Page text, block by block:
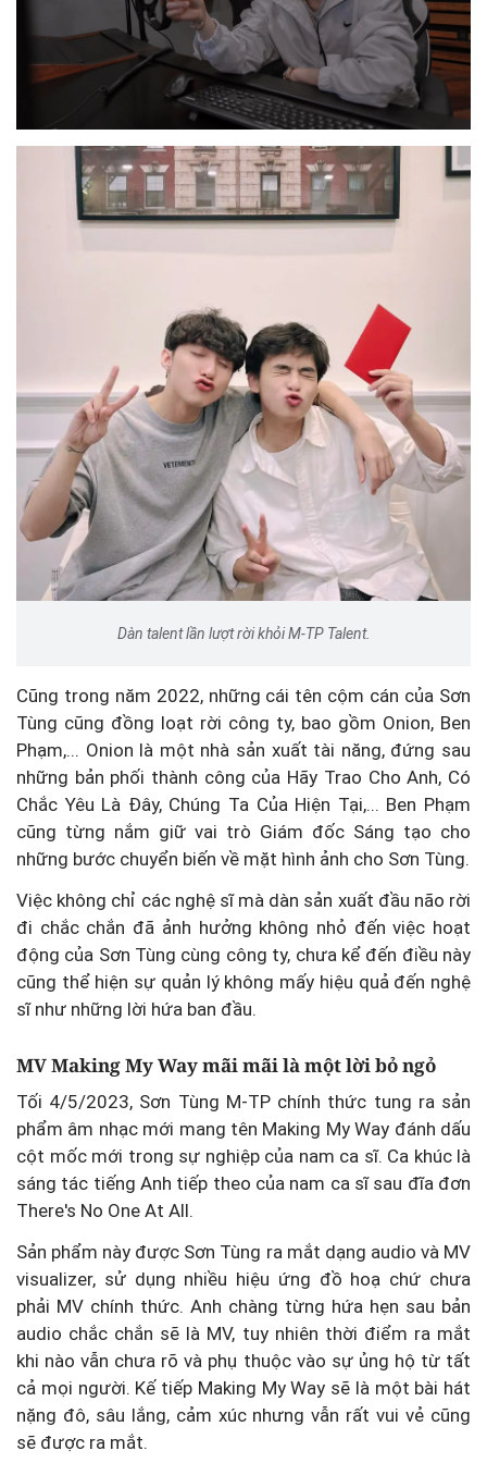
Dàn talent lần lượt rời khỏi M-TP Talent.
Cũng trong năm 2022, những cái tên cộm cán của Sơn
Tùng cũng đồng loạt rời công ty, bao gồm Onion, Ben
Phạm,... Onion là một nhà sản xuất tài năng, đứng sau
những bản phối thành công của Hãy Trao Cho Anh, Có
Chắc Yêu Là Đây, Chúng Ta Của Hiện Tại,... Ben Phạm
cũng từng nắm giữ vai trò Giám đốc Sáng tạo cho
những bước chuyển biến về mặt hình ảnh cho Sơn Tùng.
Việc không chỉ các nghệ sĩ mà dàn sản xuất đầu não rời
đi chắc chắn đã ảnh hưởng không nhỏ đến việc hoạt
động của Sơn Tùng cùng công ty, chưa kể đến điều này
cũng thể hiện sự quản lý không mấy hiệu quả đến nghệ
sĩ như những lời hứa ban đầu.
MV Making My Way mãi mãi là một lời bỏ ngỏ
Tối 4/5/2023, Sơn Tùng M-TP chính thức tung ra sản
phẩm âm nhạc mới mang tên Making My Way đánh dấu
cột mốc mới trong sự nghiệp của nam ca sĩ. Ca khúc là
sáng tác tiếng Anh tiếp theo của nam ca sĩ sau đĩa đơn
There's No One At All.
Sản phẩm này được Sơn Tùng ra mắt dạng audio và MV
visualizer, sử dụng nhiều hiệu ứng đồ hoạ chứ chưa
phải MV chính thức. Anh chàng từng hứa hẹn sau bản
audio chắc chắn sẽ là MV, tuy nhiên thời điểm ra mắt
khi nào vẫn chưa rõ và phụ thuộc vào sự ủng hộ từ tất
cả mọi người. Kế tiếp Making My Way sẽ là một bài hát
nặng đô, sâu lắng, cảm xúc nhưng vẫn rất vui vẻ cũng
sẽ được ra mắt.